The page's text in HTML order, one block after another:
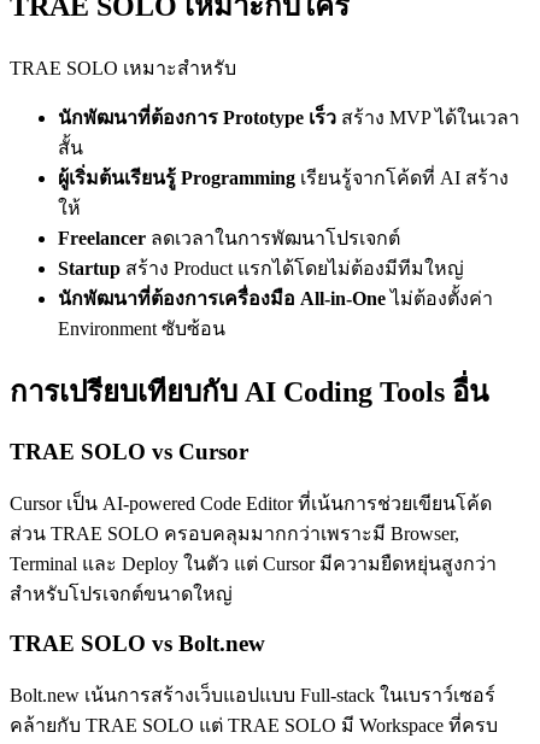
TRAE SOLO เหมาะสำหรับ
นักพัฒนาที่ต้องการ Prototype เร็ว สร้าง MVP ได้ในเวลา
สั้น
ผู้เริ่มต้นเรียนรู้ Programming เรียนรู้จากโค้ดที่ AI สร้าง
ให้
Freelancer ลดเวลาในการพัฒนาโปรเจกต์
Startup สร้าง Product แรกได้โดยไม่ต้องมีทีมใหญ่
นักพัฒนาที่ต้องการเครื่องมือ All-in-Oneไม่ต้องตั้งค่า
Environment ซับซ้อน
การเปรียบเทียบกับ AI Coding Tools อื่น
TRAE SOLO vs Cursor
Cursor เป็น AI-powered Code Editor ที่เน้นการช่วยเขียนโค้ด
ส่วน TRAE SOLO ครอบคลุมมากกว่าเพราะมี Browser,
Terminal และ Deploy ในตัว แต่ Cursor มีความยืดหยุ่นสูงกว่า
สำหรับโปรเจกต์ขนาดใหญ่
TRAE SOLO vs Bolt.new
Bolt.new เน้นการสร้างเว็บแอปแบบ Full-stack ในเบราว์เซอร์
คล้ายกับ TRAE SOLO แต่ TRAE SOLO มี Workspace ที่ครบ